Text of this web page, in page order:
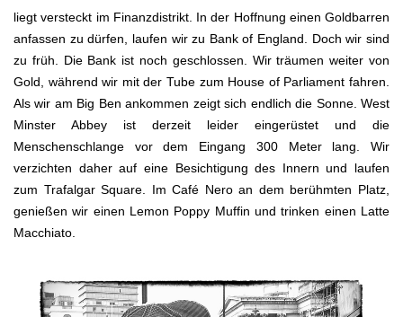
liegt versteckt im Finanzdistrikt. In der Hoffnung einen Goldbarren
anfassen zu dürfen, laufen wir zu Bank of England. Doch wir sind
zu früh. Die Bank ist noch geschlossen. Wir träumen weiter von
Gold, während wir mit der Tube zum House of Parliament fahren.
Als wir am Big Ben ankommen zeigt sich endlich die Sonne. West
Minster Abbey ist derzeit leider eingerüstet und die
Menschenschlange vor dem Eingang 300 Meter lang. Wir
verzichten daher auf eine Besichtigung des Innern und laufen
zum Trafalgar Square. Im Café Nero an dem berühmten Platz,
genießen wir einen Lemon Poppy Muffin und trinken einen Latte
Macchiato.